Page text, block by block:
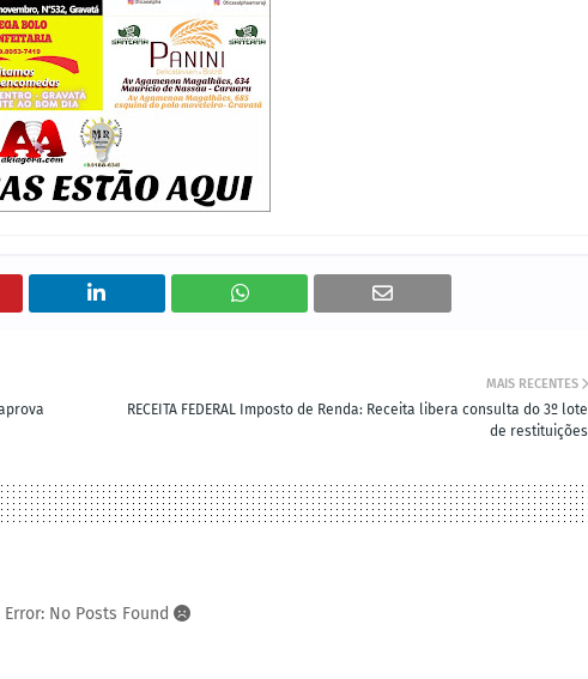
MAIS RECENTES
RECEITA FEDERAL Imposto de Renda: Receita libera consulta do 3º lote
de restituições
Error: No Posts Found